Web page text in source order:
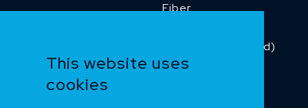
This website uses
cookies
Fiber
Kombikabel (Hybrid)
Dnv sertifisert